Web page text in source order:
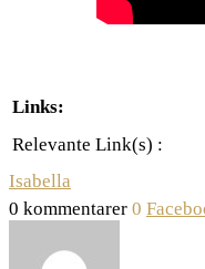
Links:
Relevante Link(s) :
Isabella
0 kommentarer 0